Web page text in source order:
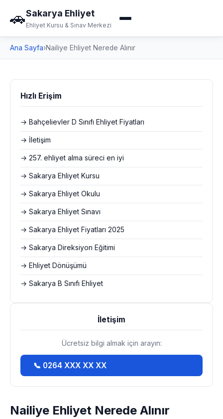
🚗Sakarya Ehliyet
Ehliyet Kursu & Sınav Merkezi
Ana Sayfa›Nailiye Ehliyet Nerede Alınır
Nailiye Ehliyet Nerede Alınır
Hızlı Erişim
→ Bahçelievler D Sınıfı Ehliyet Fiyatları
→ İletişim
→ 257. ehliyet alma süreci en iyi
→ Sakarya Ehliyet Kursu
→ Sakarya Ehliyet Okulu
→ Sakarya Ehliyet Sınavı
→ Sakarya Ehliyet Fiyatları 2025
→ Sakarya Direksiyon Eğitimi
→ Ehliyet Dönüşümü
→ Sakarya B Sınıfı Ehliyet
İletişim
Ücretsiz bilgi almak için arayın:
📞 0264 XXX XX XX